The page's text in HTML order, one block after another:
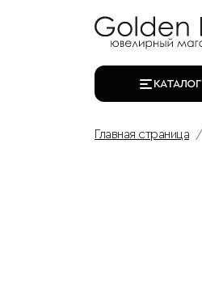
КАТАЛОГ
Главная страница